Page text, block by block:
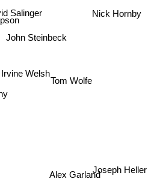
Irvine Welsh
Alex Garland
Nick Hornby
Tom Wolfe
John Steinbeck
Salinger
Joseph Heller